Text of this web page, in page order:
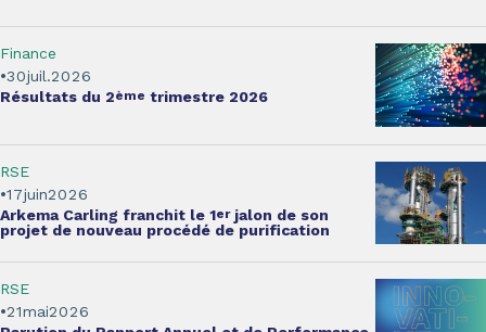
juil.
30 2026
Finance
Résultats du 2ème trimestre 2026
juin
17 2026
RSE
Arkema Carling franchit le 1erjalon de son
projet de nouveau procédé de purification
mai
21 2026
RSE